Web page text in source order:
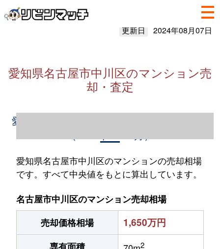
更新日 2024年08月07日
愛知県名古屋市中川区のマンション売
却・査定
愛知県名古屋市中川区のマンション売却情報
愛知県名古屋市中川区のマンションの売却相場
です。すべて中央値をもとに算出しています。
名古屋市中川区のマンション売却相場
売却価格相場
1,650万円
2